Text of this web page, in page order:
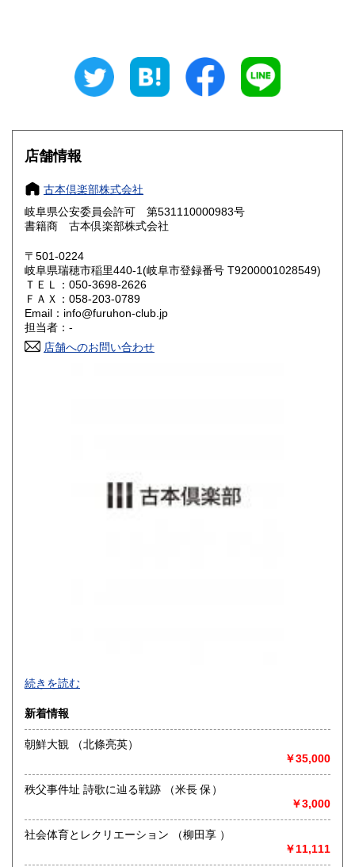
800円 三重県
大阪府
奈良県 800円
鳥取県 800円 島根県
岡山県
山口県 800円
香川県 800円
高知県 800円
1,200円
店舗情報
古本倶楽部株式会社
岐阜県公安委員会許可 第531110000983号
書籍商 古本倶楽部株式会社
〒501-0224
岐阜県瑞穂市稲里440-1(岐阜市登録番号 T9200001028549)
ＴＥＬ：050-3698-2626
ＦＡＸ：058-203-0789
Email：info@furuhon-club.jp
担当者：-
店舗へのお問い合わせ
買取品目一覧
術・アート・建築・書道・理工学・東洋医学・ビジネス書・
武道・山岳・オカルト・幻想文学・サブカルチャー・70年
代、80年代アイドル・アニメ・漫画・雑誌・アダルト・マニ
◎メディア商品【ジャズ・ロック・クラシック・映画・アニ
メ・ゲーム・声優・アイドル・ビジネス・アダルト・車・バ
EP、カセット、ポスター、おもちゃ、グッズ、パンフレット
などマニアックなものを中心に高価買取
続きを読む
新着情報
朝鮮大観 （北條亮英）
￥35,000
秩父事件址 詩歌に辿る戦跡 （米長 保）
￥3,000
社会体育とレクリエーション （柳田享 ）
￥11,111